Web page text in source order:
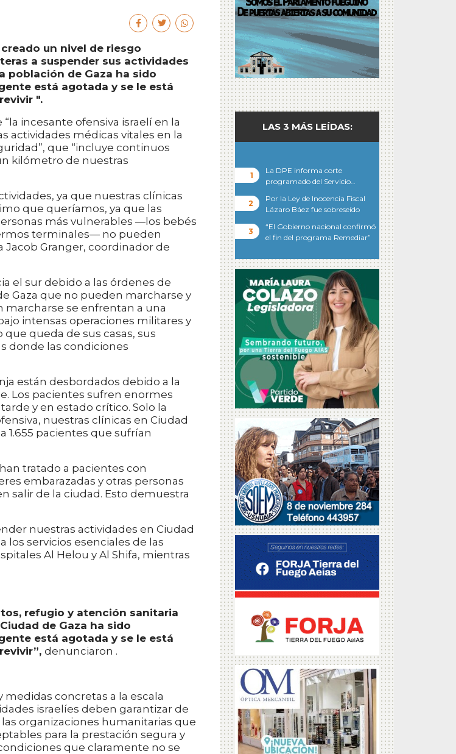
un nivel de riesgo
a suspender sus actividades
población de Gaza ha sido
está agotada y se le está
".
incesante ofensiva israelí en la
actividades médicas vitales en la
que “incluye continuos
kilómetro de nuestras
ya que nuestras clínicas
que queríamos, ya que las
más vulnerables —los bebés
terminales— no pueden
Jacob Granger, coordinador de
el sur debido a las órdenes de
Gaza que no pueden marcharse y
se enfrentan a una
intensas operaciones militares y
queda de sus casas, sus
donde las condiciones
están desbordados debido a la
Los pacientes sufren enormes
y en estado crítico. Solo la
nuestras clínicas en Ciudad
1.655 pacientes que sufrían
tratado a pacientes con
embarazadas y otras personas
salir de la ciudad. Esto demuestra
nuestras actividades en Ciudad
los servicios esenciales de las
Al Helou y Al Shifa, mientras
refugio y atención sanitaria
de Gaza ha sido
está agotada y se le está
denunciaron .
concretas a la escala
israelíes deben garantizar de
organizaciones humanitarias que
para la prestación segura y
que claramente no se
LAS 3 MÁS LEÍDAS:
La DPE informa corte
programado del Servicio…
Por la Ley de Inocencia Fiscal
Lázaro Báez fue sobreseído
“El Gobierno nacional confirmó
el fin del programa Remediar”